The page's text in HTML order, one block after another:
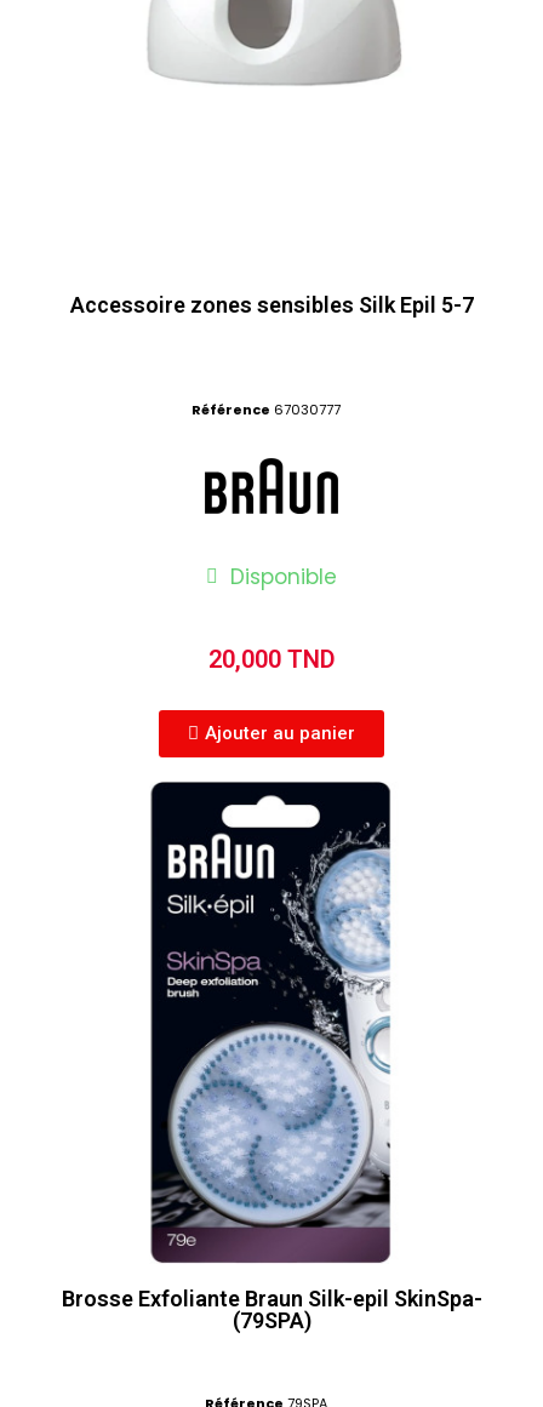
Accessoire zones sensibles Silk Epil 5-7
Référence 67030777
Disponible
20,000 TND
Ajouter au panier
Brosse Exfoliante Braun Silk-epil SkinSpa-
(79SPA)